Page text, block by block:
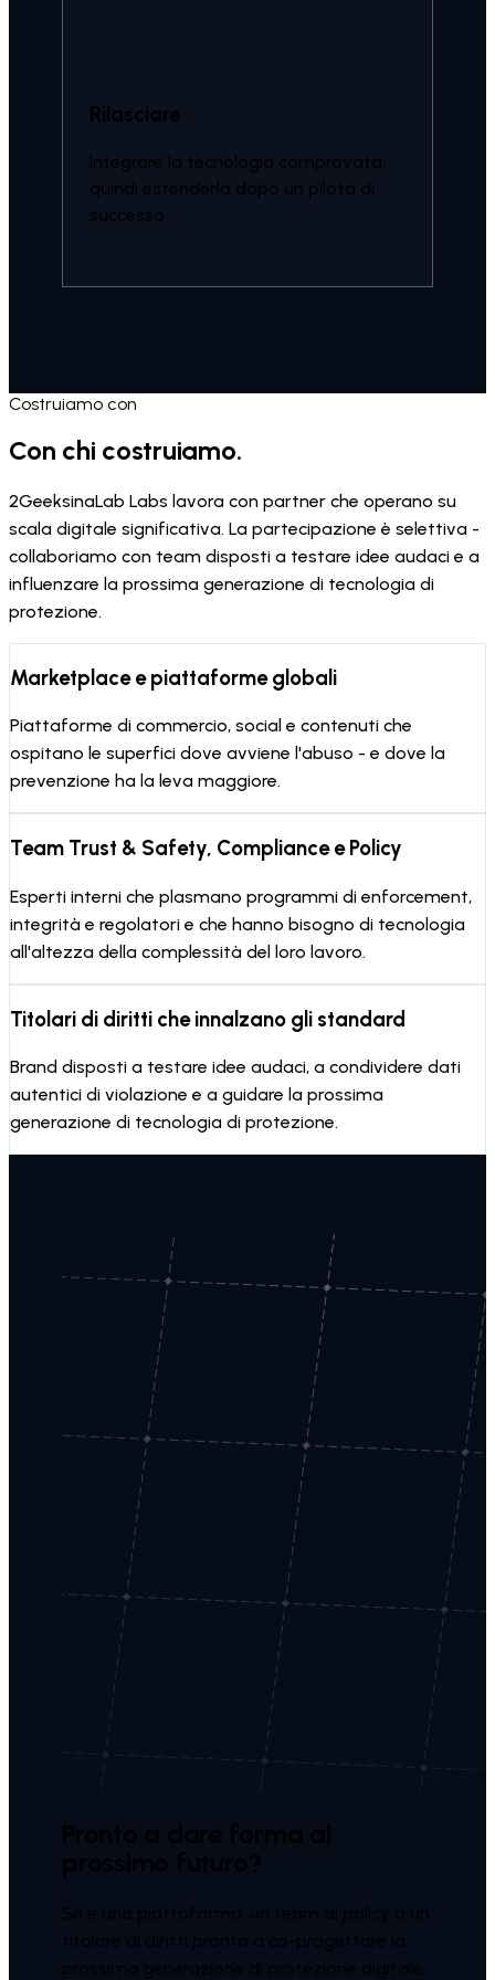
Rilasciare
Integrare la tecnologia comprovata,
quindi estenderla dopo un pilota di
successo.
Costruiamo con
Con chi costruiamo.
2GeeksinaLab Labs lavora con partner che operano su
scala digitale significativa. La partecipazione è selettiva -
collaboriamo con team disposti a testare idee audaci e a
influenzare la prossima generazione di tecnologia di
protezione.
Marketplace e piattaforme globali
Piattaforme di commercio, social e contenuti che
ospitano le superfici dove avviene l'abuso - e dove la
prevenzione ha la leva maggiore.
Team Trust & Safety, Compliance e Policy
Esperti interni che plasmano programmi di enforcement,
integrità e regolatori e che hanno bisogno di tecnologia
all'altezza della complessità del loro lavoro.
Titolari di diritti che innalzano gli standard
Brand disposti a testare idee audaci, a condividere dati
autentici di violazione e a guidare la prossima
generazione di tecnologia di protezione.
Pronto a dare forma al
prossimo futuro?
Se è una piattaforma, un team di policy o un
titolare di diritti pronto a co-progettare la
prossima generazione di protezione digitale,